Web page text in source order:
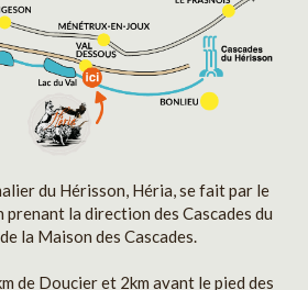
du Hérisson, Héria, se fait par le
la direction des Cascades du
la Maison des Cascades.
de Doucier et 2km avant le pied des